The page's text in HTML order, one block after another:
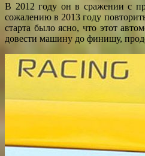
В 2012 году он в сражении с
сожалению в 2013 году
старта было ясно, что этот
довести машину до финишу,